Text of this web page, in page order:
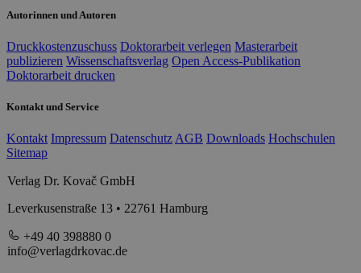
Autorinnen und Autoren
Druckkostenzuschuss Doktorarbeit verlegen Masterarbeit
publizieren Wissenschaftsverlag Open Access-Publikation
Doktorarbeit drucken
Kontakt und Service
Kontakt Impressum Datenschutz AGB Downloads Hochschulen
Sitemap
Verlag Dr. Kovač GmbH
Leverkusenstraße 13 • 22761 Hamburg
+49 40 398880 0
info@verlagdrkovac.de